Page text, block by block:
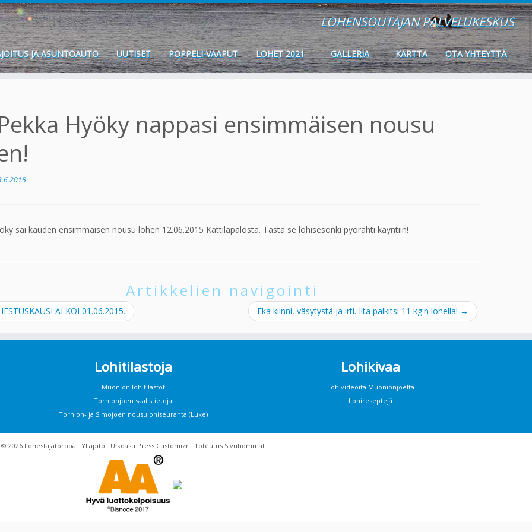
LOHENSOUTAJAN PALVELUKESKUS
JA ASUNTOAUTO UUTISET POPPELI-VAAPUT LOHET 2021 GALLERIA KARTTA OTA YHTEYTTÄ
Hyöky nappasi ensimmäisen nousu
sai kauden ensimmäisen nousu lohen 12.06.2015 Kattilapalosta. Tästä se lohisesonki pyörähti käyntiin!
Artikkelien navigointi
ALKOI 01.06.2015. Eka kiinni, väsytystä ja irti. Ilta palkitsi 11 kg:n lohella! →
Lohitilastoja
Muonion lohitilastot
Tornionjoen saalistietoja
Tornion- ja Simojoen nousulohiseuranta (Luke)
Lohikivaa
Lohivideoita Muonionjoelta
Lohireseptejä
© 2026 Lohestajatorppa · Yllapito · Ulkoasu Press Customizr · Toteutus Sivuhommat ·